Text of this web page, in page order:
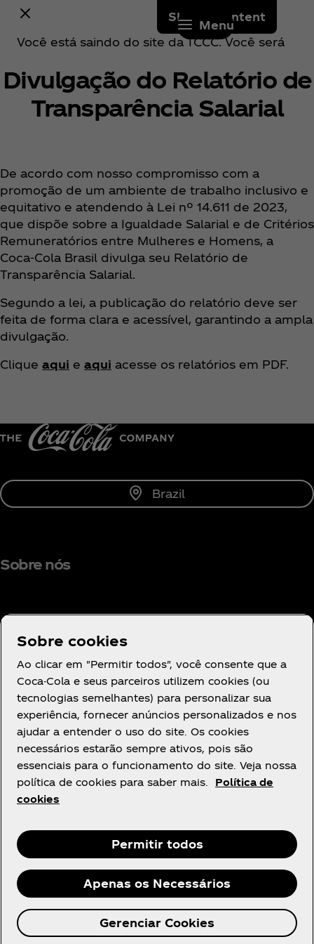
Skip to content
Menu
Você está saindo do site da TCCC. Você será
operado por um terceiro. Quaisquer compras
realizadas nesse site estão sujeitas aos
termos e condições e à política de
do site externo. Em caso de dúvidas ou
problemas relacionados a uma compra, entre
em contato diretamente com o varejista
terceiro.
Continuar ↗
Divulgação do Relatório de
Transparência Salarial
De acordo com nosso compromisso com a
promoção de um ambiente de trabalho inclusivo e
equitativo e atendendo à Lei nº 14.611 de 2023,
que dispõe sobre a Igualdade Salarial e de Critérios
Remuneratórios entre Mulheres e Homens, a
Coca‑Cola Brasil divulga seu Relatório de
Transparência Salarial.
Segundo a lei, a publicação do relatório deve ser
feita de forma clara e acessível, garantindo a ampla
divulgação.
Clique aqui e aqui acesse os relatórios em PDF.
Brazil
Sobre nós
Precisa de ajuda?
Legal
© 2026 The Coca‑Cola Company. Todos os direitos
reservados.
Sobre cookies
Ao clicar em "Permitir todos", você consente que a
Coca-Cola e seus parceiros utilizem cookies (ou
tecnologias semelhantes) para personalizar sua
experiência, fornecer anúncios personalizados e nos
ajudar a entender o uso do site. Os cookies
necessários estarão sempre ativos, pois são
essenciais para o funcionamento do site. Veja nossa
política de cookies para saber mais.
Política de
cookies
Permitir todos
Apenas os Necessários
Gerenciar Cookies